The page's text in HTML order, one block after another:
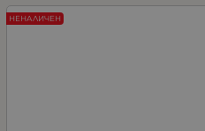
НЕНАЛИЧЕН